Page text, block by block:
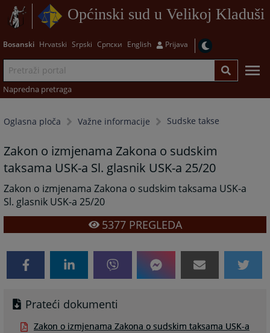
Općinski sud u Velikoj Kladuši
Bosanski Hrvatski Srpski Српски English Prijava
Napredna pretraga
Oglasna ploča Važne informacije Sudske takse
Zakon o izmjenama Zakona o sudskim
taksama USK-a Sl. glasnik USK-a 25/20
Zakon o izmjenama Zakona o sudskim taksama USK-a
Sl. glasnik USK-a 25/20
5377PREGLEDA
Prateći dokumenti
Zakon o izmjenama Zakona o sudskim taksama USK-a